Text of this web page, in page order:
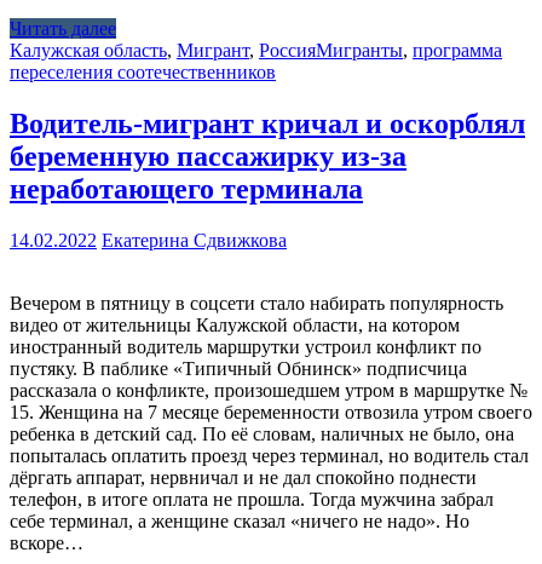
Читать далее
Калужская область, Мигрант, РоссияМигранты, программа
переселения соотечественников
Водитель-мигрант кричал и оскорблял
беременную пассажирку из-за
неработающего терминала
14.02.2022 Екатерина Сдвижкова
Вечером в пятницу в соцсети стало набирать популярность
видео от жительницы Калужской области, на котором
иностранный водитель маршрутки устроил конфликт по
пустяку. В паблике «Типичный Обнинск» подписчица
рассказала о конфликте, произошедшем утром в маршрутке №
15. Женщина на 7 месяце беременности отвозила утром своего
ребенка в детский сад. По её словам, наличных не было, она
попыталась оплатить проезд через терминал, но водитель стал
дёргать аппарат, нервничал и не дал спокойно поднести
телефон, в итоге оплата не прошла. Тогда мужчина забрал
себе терминал, а женщине сказал «ничего не надо». Но
вскоре…